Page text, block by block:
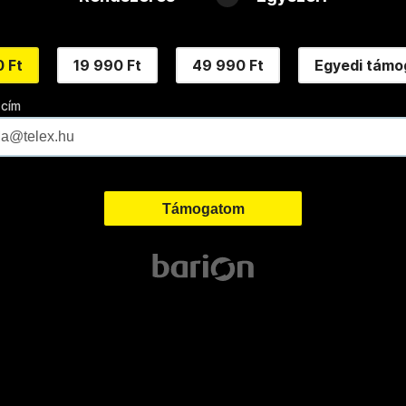
Ft 19 990 Ft 49 990 Ft Egyedi